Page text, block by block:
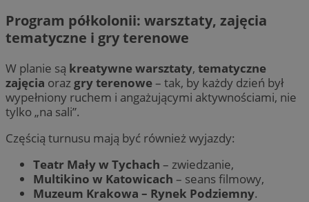
Program półkolonii: warsztaty, zajęcia
tematyczne i gry terenowe
W planie są kreatywne warsztaty, tematyczne
zajęcia oraz gry terenowe– tak, by każdy dzień był
wypełniony ruchem i angażującymi aktywnościami, nie
tylko „na sali”.
Częścią turnusu mają być również wyjazdy:
Teatr Mały w Tychach – zwiedzanie,
Multikino w Katowicach – seans filmowy,
Muzeum Krakowa – Rynek Podziemny.